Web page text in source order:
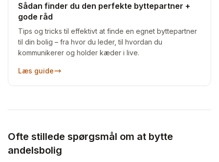
Sådan finder du den perfekte byttepartner +
gode råd
Tips og tricks til effektivt at finde en egnet byttepartner
til din bolig – fra hvor du leder, til hvordan du
kommunikerer og holder kæder i live.
Læs guide
Ofte stillede spørgsmål om at bytte
andelsbolig